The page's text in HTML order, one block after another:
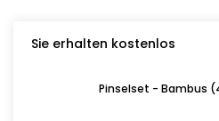
Sie erhalten kostenlos
Pinselset - Bambus